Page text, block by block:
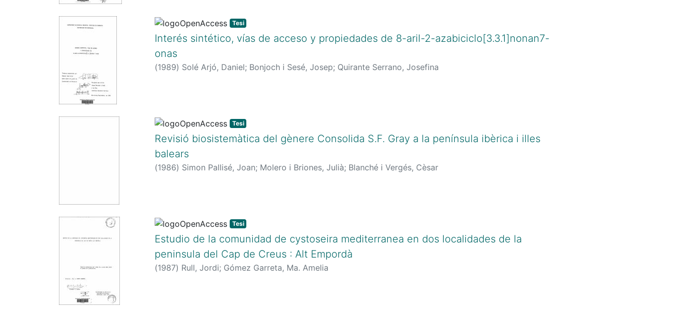
Tesi
Interés sintético, vías de acceso y propiedades de 8-aril-2-azabiciclo[3.3.1]nonan7-
onas
(1989) Solé Arjó, Daniel; Bonjoch i Sesé, Josep; Quirante Serrano, Josefina
Tesi
Revisió biosistemàtica del gènere Consolida S.F. Gray a la península ibèrica i illes
balears
(1986) Simon Pallisé, Joan; Molero i Briones, Julià; Blanché i Vergés, Cèsar
Tesi
Estudio de la comunidad de cystoseira mediterranea en dos localidades de la
peninsula del Cap de Creus : Alt Empordà
(1987) Rull, Jordi; Gómez Garreta, Ma. Amelia